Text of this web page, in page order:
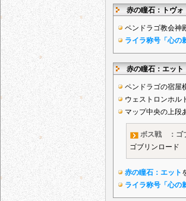
赤の瞳石：トヴォ
ペンドラゴ教会
ライラ称号「心の
赤の瞳石：エッ
ペンドラゴの宿屋
ウェストロンホル
マップ中央の上段
ボス戦 ：ゴ
ゴブリンロード
赤の瞳石：エット
ライラ称号「心の